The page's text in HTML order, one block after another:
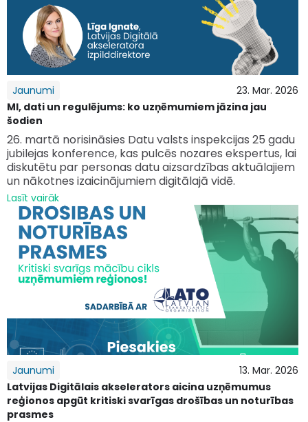
Jaunumi
23. Mar. 2026
MI, dati un regulējums: ko uzņēmumiem jāzina jau
šodien
26. martā norisināsies Datu valsts inspekcijas 25 gadu
jubilejas konference, kas pulcēs nozares ekspertus, lai
diskutētu par personas datu aizsardzības aktuālajiem
un nākotnes izaicinājumiem digitālajā vidē.
Lasīt vairāk
Jaunumi
13. Mar. 2026
Latvijas Digitālais akselerators aicina uzņēmumus
reģionos apgūt kritiski svarīgas drošības un noturības
prasmes